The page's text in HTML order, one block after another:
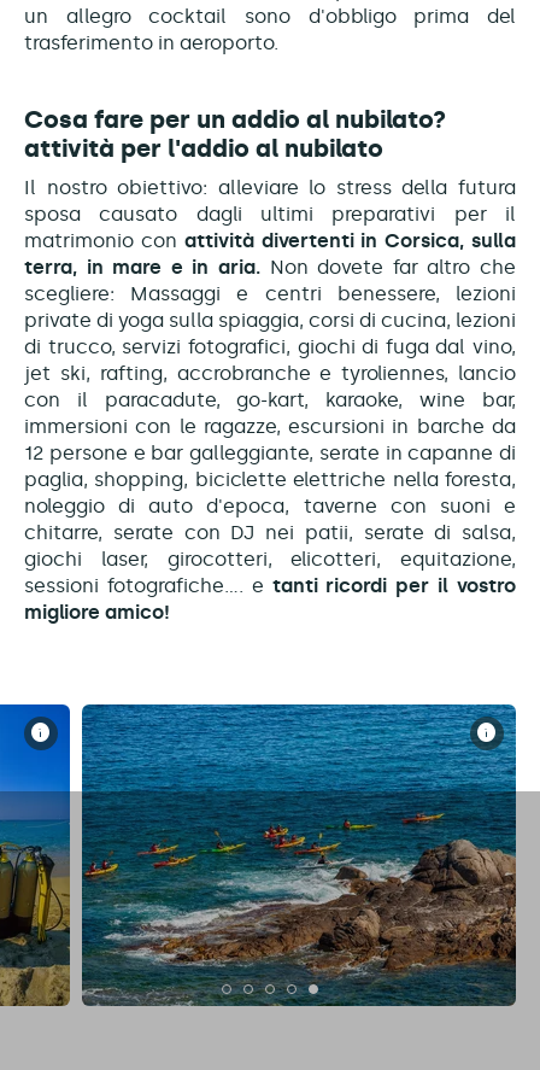
un allegro cocktail sono d'obbligo prima del
trasferimento in aeroporto.
Cosa fare per un addio al nubilato?
attività per l'addio al nubilato
Il nostro obiettivo: alleviare lo stressdella futura
sposa causato dagli ultimi preparativi per il
matrimonio con attività divertenti in Corsica, sulla
terra, in mare e in aria. Non dovete far altro che
scegliere: Massaggi e centri benessere, lezioni
private di yoga sulla spiaggia, corsi di cucina, lezioni
di trucco, servizi fotografici, giochi di fuga dal vino,
jet ski, rafting, accrobranche e tyroliennes, lancio
con il paracadute, go-kart, karaoke, wine bar,
immersioni con le ragazze, escursioni in barche da
12 persone e bar galleggiante, serate in capanne di
paglia, shopping, biciclette elettriche nella foresta,
noleggio di auto d'epoca, taverne con suoni e
chitarre, serate con DJ nei patii, serate di salsa,
giochi laser, girocotteri, elicotteri, equitazione,
sessioni fotografiche.... e tanti ricordi per il vostro
migliore amico!